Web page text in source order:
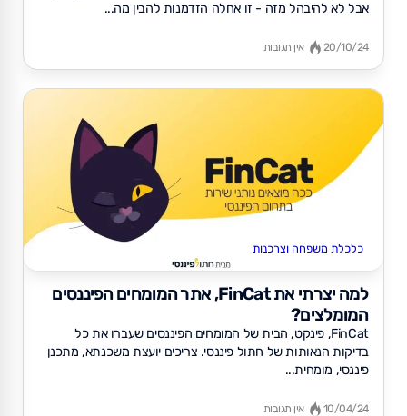
אבל לא להיבהל מזה - זו אחלה הזדמנות להבין מה...
20/10/24 אין תגובות
כלכלת משפחה וצרכנות
למה יצרתי את FinCat, אתר המומחים הפיננסים
המומלצים?
FinCat, פינקט, הבית של המומחים הפיננסים שעברו את כל
בדיקות הנאותות של חתול פיננסי. צריכים יועצת משכנתא, מתכנן
פיננסי, מומחית...
10/04/24 אין תגובות